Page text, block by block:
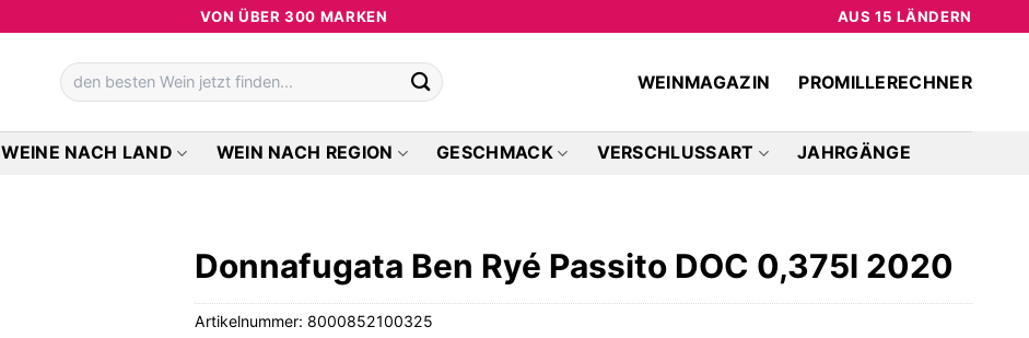
VON ÜBER 300 MARKEN AUS 15 LÄNDERN
Suchen
nach:
WEINMAGAZIN PROMILLERECHNER
WEINE NACH LAND WEIN NACH REGION GESCHMACK VERSCHLUSSART JAHRGÄNGE
Donnafugata Ben Ryé Passito DOC 0,375l 2020
Artikelnummer: 8000852100325